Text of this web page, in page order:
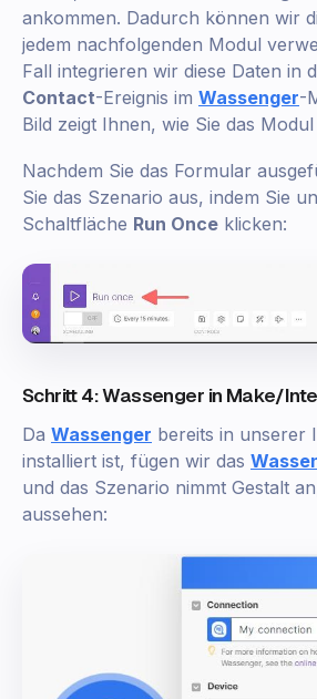
ankommen. Dadurch können wir
jedem nachfolgenden Modul
Fall integrieren wir diese Daten in
Contact-Ereignis im Wassenger-
Bild zeigt Ihnen, wie Sie das
Nachdem Sie das Formular
Sie das Szenario aus, indem Sie
Schaltfläche Run Once klicken:
Schritt 4: Wassenger in Make/
Da Wassenger bereits in unserer
installiert ist, fügen wir das
und das Szenario nimmt Gestalt
aussehen: